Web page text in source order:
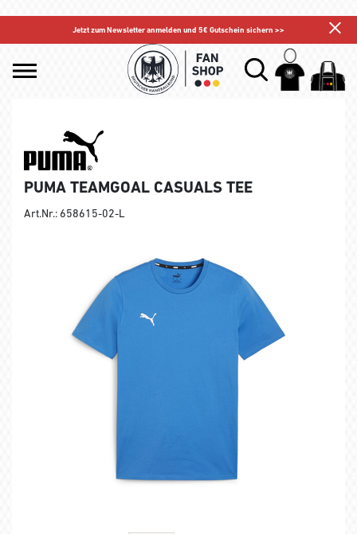
Jetzt zum Newsletter anmelden und 5€ Gutschein sichern >>
PUMA TEAMGOAL CASUALS TEE
Art.Nr.: 658615-02-L